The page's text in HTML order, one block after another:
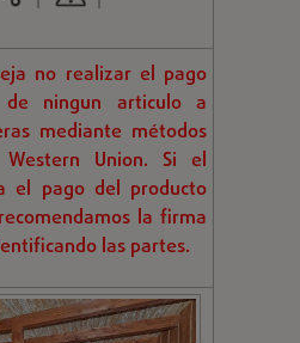
no realizar el pago
ningun articulo a
mediante métodos
Union. Si el
el pago del producto
la firma
las partes.